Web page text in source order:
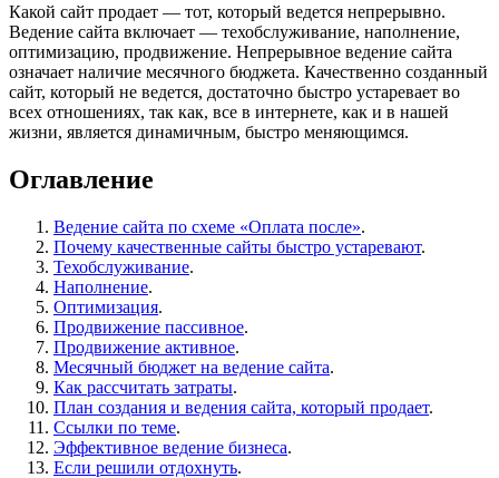
Какой сайт продает — тот, который ведется непрерывно.
Ведение сайта включает — техобслуживание, наполнение,
оптимизацию, продвижение. Непрерывное ведение сайта
означает наличие месячного бюджета. Качественно созданный
сайт, который не ведется, достаточно быстро устаревает во
всех отношениях, так как, все в интернете, как и в нашей
жизни, является динамичным, быстро меняющимся.
Оглавление
Ведение сайта по схеме «Оплата после».
Почему качественные сайты быстро устаревают.
Техобслуживание.
Наполнение.
Оптимизация.
Продвижение пассивное.
Продвижение активное.
Месячный бюджет на ведение сайта.
Как рассчитать затраты.
План создания и ведения сайта, который продает.
Ссылки по теме.
Эффективное ведение бизнеса.
Если решили отдохнуть.